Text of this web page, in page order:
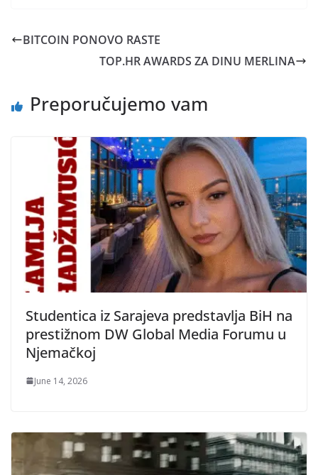
BITCOIN PONOVO RASTE
TOP.HR AWARDS ZA DINU MERLINA
Preporučujemo vam
Studentica iz Sarajeva predstavlja BiH na
prestižnom DW Global Media Forumu u
Njemačkoj
June 14, 2026